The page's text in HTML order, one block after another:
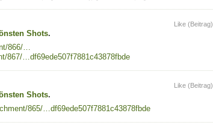
Shots.
Like (Beitrag)
866/…
867/…df69ede507f7881c43878fbde
Shots.
Like (Beitrag)
865/…df69ede507f7881c43878fbde